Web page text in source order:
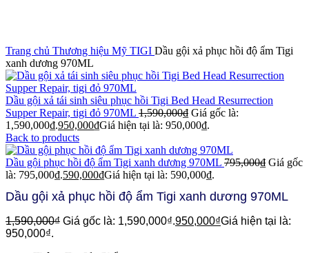
Trang chủ Thương hiệu Mỹ TIGI Dầu gội xả phục hồi độ ẩm Tigi
xanh dương 970ML
Dầu gội xả tái sinh siêu phục hồi Tigi Bed Head Resurrection
Supper Repair, tigi đỏ 970ML 1,590,000₫ Giá gốc là:
1,590,000₫.950,000₫Giá hiện tại là: 950,000₫.
Back to products
Dầu gội phục hồi độ ẩm Tigi xanh dương 970ML 795,000₫ Giá gốc
là: 795,000₫.590,000₫Giá hiện tại là: 590,000₫.
Dầu gội xả phục hồi độ ẩm Tigi xanh dương 970ML
1,590,000₫ Giá gốc là: 1,590,000₫.950,000₫Giá hiện tại là:
950,000₫.